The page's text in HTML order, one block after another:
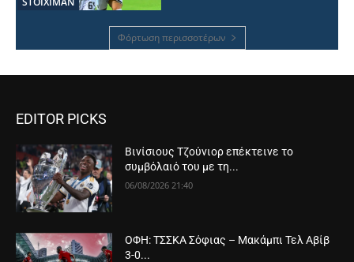
Φόρτωση περισσοτέρων
EDITOR PICKS
Βινίσιους Τζούνιορ επέκτεινε το
συμβόλαιό του με τη...
06/08/2026 21:40
ΟΦΗ: ΤΣΣΚΑ Σόφιας – Μακάμπι Τελ Αβίβ
3-0...